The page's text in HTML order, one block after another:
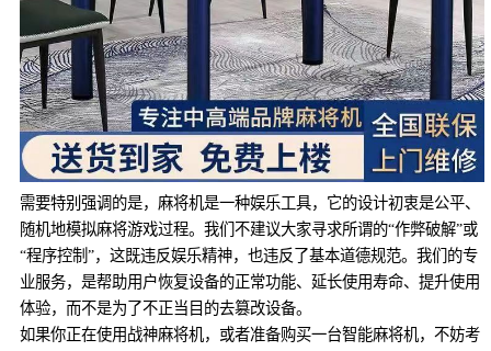
需要特别强调的是，麻将机是一种娱乐工具，它的设计初衷是公平、
随机地模拟麻将游戏过程。我们不建议大家寻求所谓的“作弊破解”或
“程序控制”，这既违反娱乐精神，也违反了基本道德规范。我们的专
业服务，是帮助用户恢复设备的正常功能、延长使用寿命、提升使用
体验，而不是为了不正当目的去篡改设备。
如果你正在使用战神麻将机，或者准备购买一台智能麻将机，不妨考